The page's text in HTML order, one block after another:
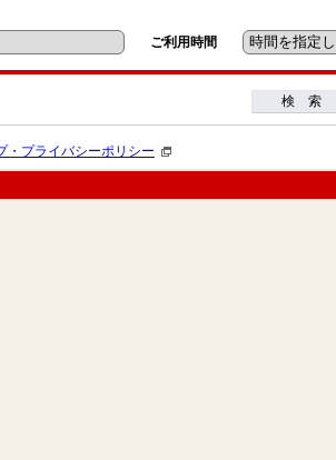
ご利用時間
検 索
・プライバシーポリシー